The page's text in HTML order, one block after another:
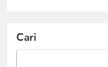
Cari